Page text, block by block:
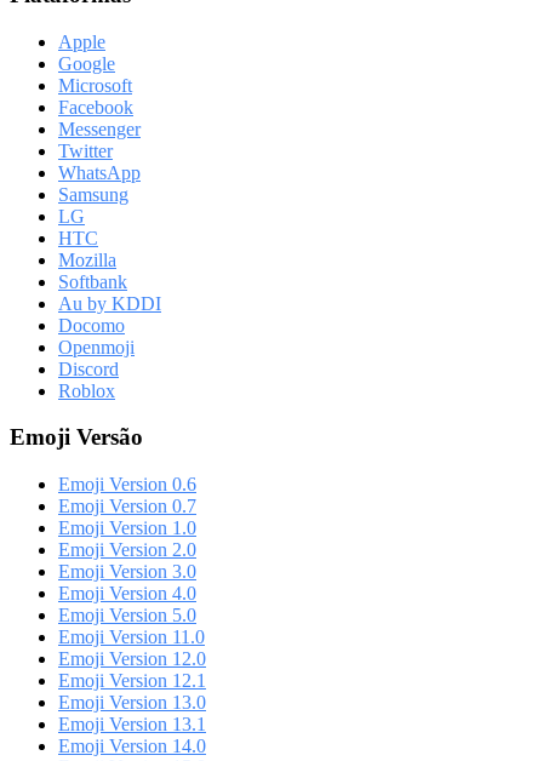
Apple
Google
Microsoft
Facebook
Messenger
Twitter
WhatsApp
Samsung
LG
HTC
Mozilla
Softbank
Au by KDDI
Docomo
Openmoji
Discord
Roblox
Emoji Versão
Emoji Version 0.6
Emoji Version 0.7
Emoji Version 1.0
Emoji Version 2.0
Emoji Version 3.0
Emoji Version 4.0
Emoji Version 5.0
Emoji Version 11.0
Emoji Version 12.0
Emoji Version 12.1
Emoji Version 13.0
Emoji Version 13.1
Emoji Version 14.0